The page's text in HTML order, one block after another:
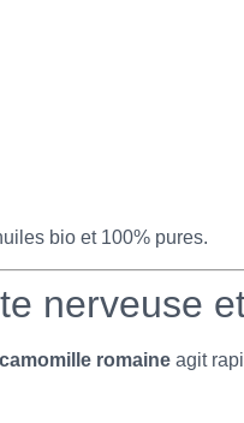
bio et 100% pures.
nerveuse
camomille romaine agit